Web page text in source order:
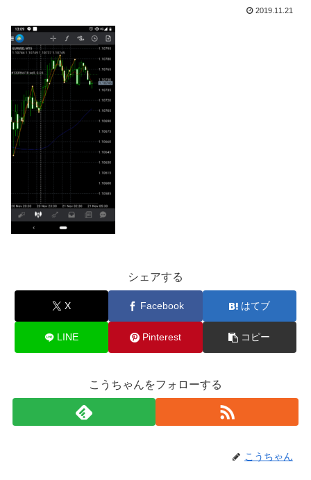
2019.11.21
シェアする
X Facebook はてブ
LINE Pinterest コピー
こうちゃんをフォローする
こうちゃん